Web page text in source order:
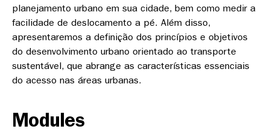
planejamento urbano em sua cidade, bem como medir a
facilidade de deslocamento a pé. Além disso,
apresentaremos a definição dos princípios e objetivos
do desenvolvimento urbano orientado ao transporte
sustentável, que abrange as características essenciais
do acesso nas áreas urbanas.
Modules